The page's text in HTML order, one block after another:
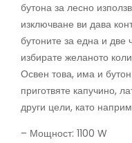
бутона за лесно
изключване ви дава
бутоните за една и
избирате желаното
Освен това, има и
приготвяте капучино,
други цели, като
– Мощност: 1100 W